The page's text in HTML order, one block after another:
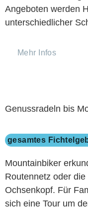
Angeboten werden
unterschiedlicher
Mehr Infos
Genussradeln bis
gesamtes
Mountainbiker
Routennetz oder
Ochsenkopf. Für
sich eine Tour um